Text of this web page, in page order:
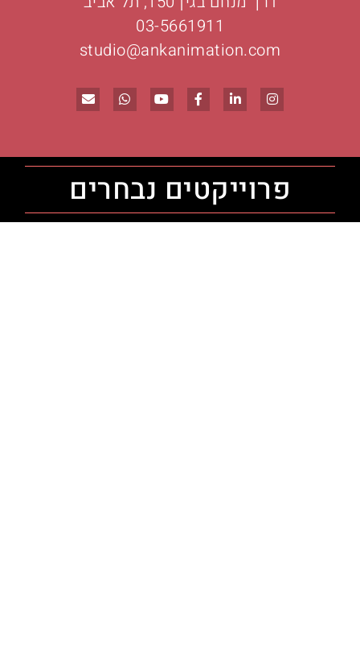
03-5661911
studio@ankanimation.com
פרוייקטים נבחרים